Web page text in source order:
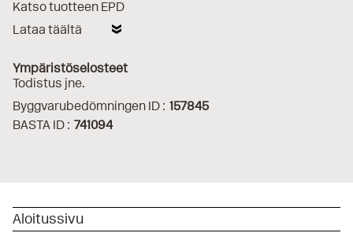
Katso tuotteen EPD
Lataa täältä
Ympäristöselosteet
Todistus jne.
Byggvarubedömningen ID : 157845
BASTA ID : 741094
Aloitussivu